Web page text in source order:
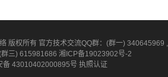
版权所有 官方技术交流QQ群：(群一) 340645969 ,
三) 615981686 湘ICP备19023902号-2
备 43010402000895号 执照认证